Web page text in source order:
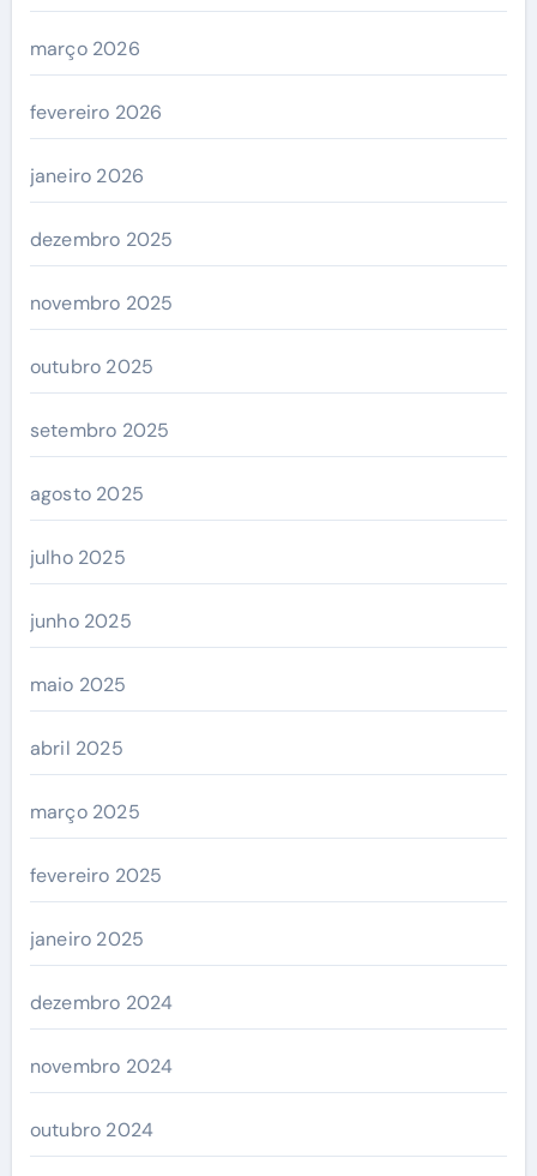
março 2026
fevereiro 2026
janeiro 2026
dezembro 2025
novembro 2025
outubro 2025
setembro 2025
agosto 2025
julho 2025
junho 2025
maio 2025
abril 2025
março 2025
fevereiro 2025
janeiro 2025
dezembro 2024
novembro 2024
outubro 2024